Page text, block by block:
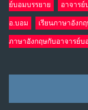
ย์บอมบรรยาย อาจารย์
อ.บอม เรียนภาษาอังก
ภาษาอังกฤษกับอาจารย์บ